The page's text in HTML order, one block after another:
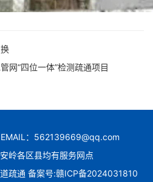
网“四位一体”检测疏通项目
：562139669@qq.com
岭各区县均有服务网点
疏通 备案号:赣ICP备2024031810